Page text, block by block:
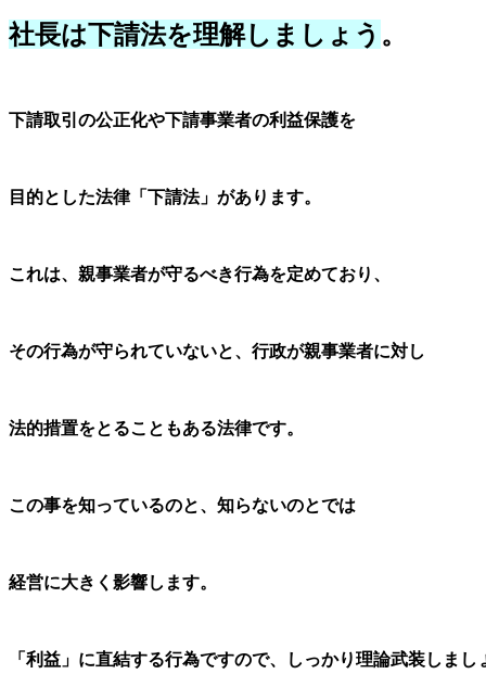
社長は下請法を理解しましょう 。
下請取引の公正化や下請事業者の利益保護を
目的とした法律「下請法」があります。
これは、親事業者が守るべき行為を定めており、
その行為が守られていないと、行政が親事業者に対し
法的措置をとることもある法律です。
この事を知っているのと、知らないのとでは
経営に大きく影響します。
「利益」に直結する行為ですので、しっかり理論武装しまし